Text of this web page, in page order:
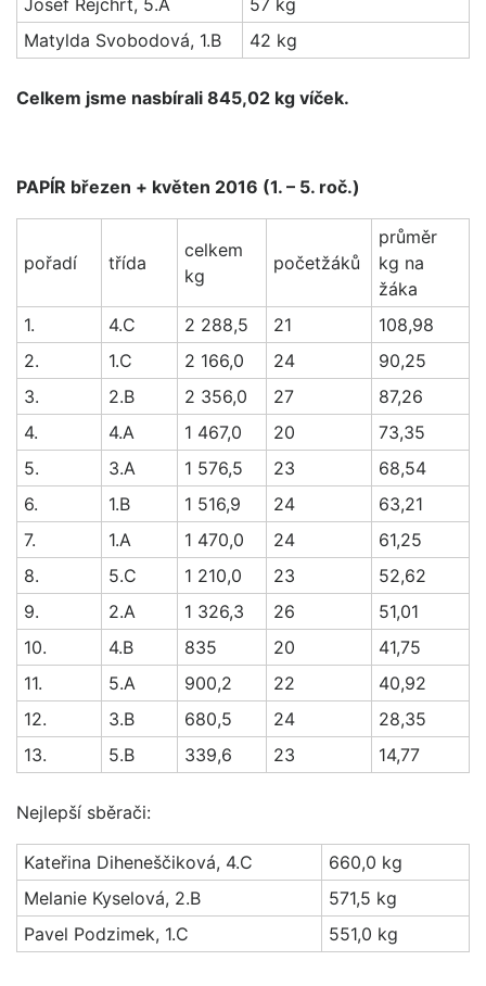
Josef Rejchrt, 5.A
57 kg
Matylda Svobodová, 1.B
42 kg
Celkem jsme nasbírali 845,02 kg víček.
PAPÍR březen + květen 2016 (1. – 5. roč.)
pořadí třída
celkem
kg
početžáků
průměr
kg na
žáka
1.
4.C 2 288,5 21
108,98
2.
1.C 2 166,0 24
90,25
3.
2.B 2 356,0 27
87,26
4.
4.A 1 467,0 20
73,35
5.
3.A 1 576,5 23
68,54
6.
1.B 1 516,9 24
63,21
7.
1.A 1 470,0 24
61,25
8.
5.C 1 210,0 23
52,62
9.
2.A 1 326,3 26
51,01
10.
4.B 835 20
41,75
11.
5.A 900,2 22
40,92
12.
3.B 680,5 24
28,35
13.
5.B 339,6 23 14,77
Nejlepší sběrači:
Kateřina Diheneščiková, 4.C
660,0 kg
Melanie Kyselová, 2.B
571,5 kg
Pavel Podzimek, 1.C
551,0 kg